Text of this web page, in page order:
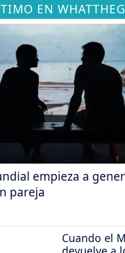
EN
empieza a
pareja
Cuando el